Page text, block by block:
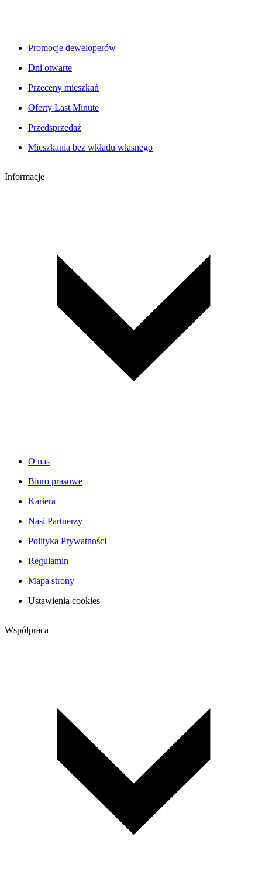
Promocje deweloperów
Dni otwarte
Przeceny mieszkań
Oferty Last Minute
Przedsprzedaż
Mieszkania bez wkładu własnego
Informacje
O nas
Biuro prasowe
Kariera
Nasi Partnerzy
Polityka Prywatności
Regulamin
Mapa strony
Ustawienia cookies
Współpraca